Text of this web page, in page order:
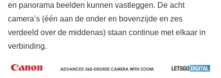
en panorama beelden kunnen vastleggen. De acht
camera’s (één aan de onder en bovenzijde en zes
verdeeld over de middenas) staan continue met elkaar in
verbinding.